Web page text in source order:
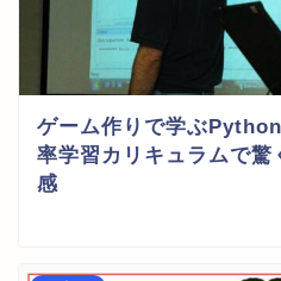
ゲーム作りで学ぶ
率学習カリキュラムで驚
感